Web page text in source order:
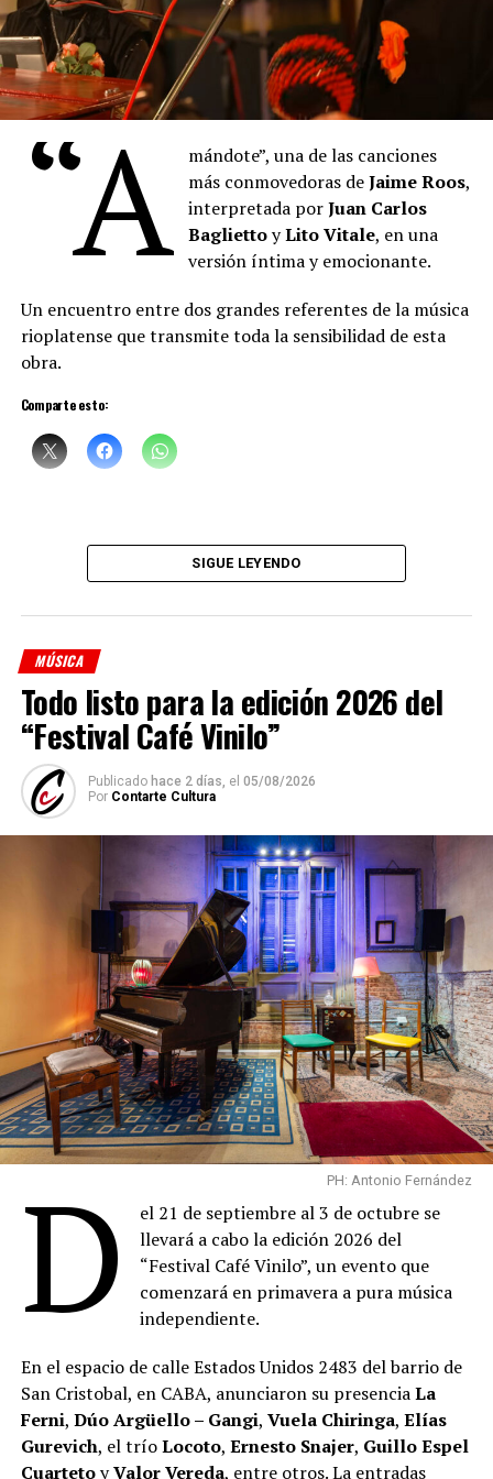
“A
mándote”, una de las canciones
más conmovedoras deJaime Roos,
interpretada porJuan Carlos
BagliettoyLito Vitale, en una
versión íntima y emocionante.
Un encuentro entre dos grandes referentes de la música
rioplatense que transmite toda la sensibilidad de esta
obra.
Comparte esto:
SIGUE LEYENDO
MÚSICA
Todo listo para la edición 2026 del
“Festival Café Vinilo”
Publicado hace 2 días, el 05/08/2026
Por Contarte Cultura
PH: Antonio Fernández
D
el 21 de septiembre al 3 de octubre se
llevará a cabo la edición 2026 del
“Festival Café Vinilo”, un evento que
comenzará en primavera a pura música
independiente.
En el espacio de calle Estados Unidos 2483 del barrio de
San Cristobal, en CABA, anunciaron su presenciaLa
Ferni, Dúo Argüello – Gangi, Vuela Chiringa, Elías
Gurevich, el tríoLocoto, Ernesto Snajer, Guillo Espel
CuartetoyValor Vereda, entre otros. La entradas